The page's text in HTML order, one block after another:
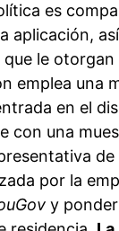
es
aplicación,
le otorgan
emplea una
en el
con una
por la
y